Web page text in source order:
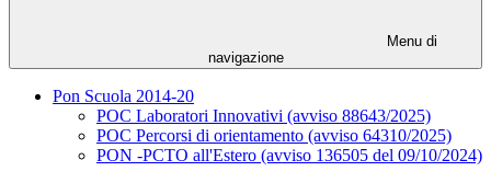
Menu di
navigazione
Pon Scuola 2014-20
POC Laboratori Innovativi (avviso 88643/2025)
POC Percorsi di orientamento (avviso 64310/2025)
PON -PCTO all'Estero (avviso 136505 del 09/10/2024)